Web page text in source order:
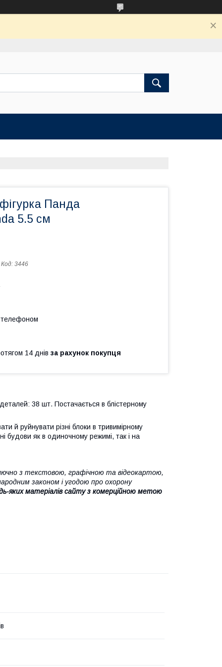
Панда
5.5 см
Код: 3446
телефоном
14 днів за рахунок покупця
деталей: 38 шт. Постачається в блістерному
й руйнувати різні блоки в тривимірному
будови як в одиночному режимі, так і на
з текстовою, графічною та відеокартою,
законом і угодою про охорону
яких матеріалів сайту з комерційною метою